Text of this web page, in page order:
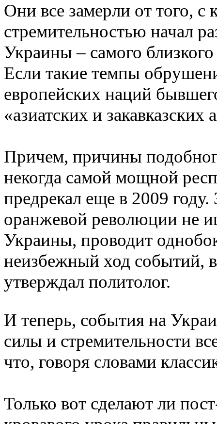
Они все замерли от того, с
стремительностью начал
Украины – самого
Если такие темпы
европейских наций
«азиатских и закавказских
Причем, причины
некогда самой мощной
предрекал еще в 2009 году.
оранжевой революции не
Украины, проводит
неизбежный ход событий,
утверждал политолог.
И теперь, события на
силы и стремительности
что, говоря словами
Только вот сделают ли